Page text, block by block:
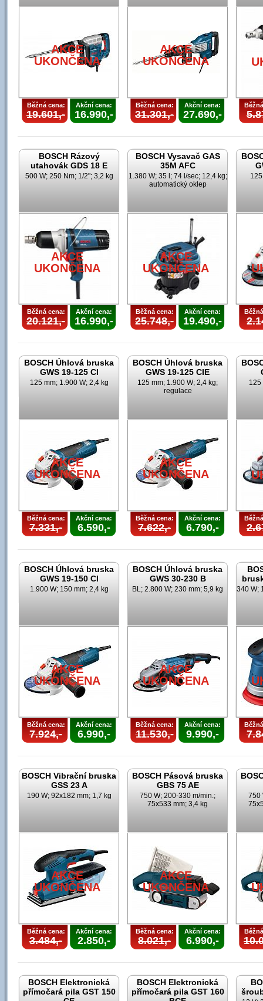
AKCE
UKONČENA
Běžná cena:
19.601,-
Akční cena:
16.990,-
AKCE
UKONČENA
Běžná cena:
31.301,-
Akční cena:
27.690,-
BOSCH Rázový
utahovák GDS 18 E
500 W; 250 Nm; 1/2"; 3,2 kg
AKCE
UKONČENA
Běžná cena:
20.121,-
Akční cena:
16.990,-
BOSCH Vysavač GAS
35M AFC
1.380 W; 35 l; 74 l/sec; 12,4 kg;
automatický oklep
AKCE
UKONČENA
Běžná cena:
25.748,-
Akční cena:
19.490,-
BOSCH Úhlová bruska
GWS 19-125 CI
125 mm; 1.900 W; 2,4 kg
AKCE
UKONČENA
Běžná cena:
7.331,-
Akční cena:
6.590,-
BOSCH Úhlová bruska
GWS 19-125 CIE
125 mm; 1.900 W; 2,4 kg;
regulace
AKCE
UKONČENA
Běžná cena:
7.622,-
Akční cena:
6.790,-
125
BOSCH Úhlová bruska
GWS 19-150 CI
1.900 W; 150 mm; 2,4 kg
AKCE
UKONČENA
Běžná cena:
7.924,-
Akční cena:
6.990,-
BOSCH Úhlová bruska
GWS 30-230 B
BL; 2.800 W; 230 mm; 5,9 kg
AKCE
UKONČENA
Běžná cena:
11.530,-
Akční cena:
9.990,-
340 W;
BOSCH Vibrační bruska
GSS 23 A
190 W; 92x182 mm; 1,7 kg
AKCE
UKONČENA
Běžná cena:
3.484,-
Akční cena:
2.850,-
BOSCH Pásová bruska
GBS 75 AE
750 W; 200-330 m/min.;
75x533 mm; 3,4 kg
AKCE
UKONČENA
Běžná cena:
8.021,-
Akční cena:
6.990,-
750
BOSCH Elektronická
přímočará pila GST 150
BOSCH Elektronická
přímočará pila GST 160